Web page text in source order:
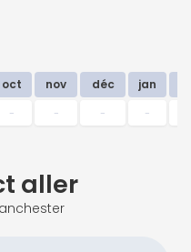
oct nov déc jan
- - - -
aller